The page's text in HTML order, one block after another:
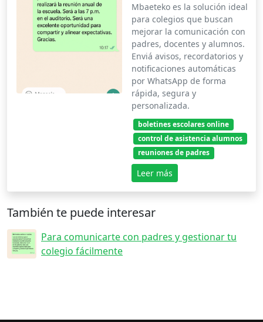
Mbaeteko es la solución ideal
para colegios que buscan
mejorar la comunicación con
padres, docentes y alumnos.
Enviá avisos, recordatorios y
notificaciones automáticas
por WhatsApp de forma
rápida, segura y
personalizada.
boletines escolares online
control de asistencia alumnos
reuniones de padres
Leer más
También te puede interesar
Para comunicarte con padres y gestionar tu
colegio fácilmente